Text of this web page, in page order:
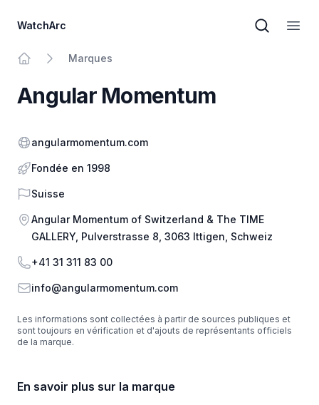
WatchArc
Marques
Angular Momentum
Site officiel
angularmomentum.com
Fondée en 1998
PaysSuisse
Adresse
Angular Momentum of Switzerland & The TIME
GALLERY, Pulverstrasse 8, 3063 Ittigen, Schweiz
Téléphone
+41 31 311 83 00
E-mail
info@angularmomentum.com
Les informations sont collectées à partir de sources publiques et
sont toujours en vérification et d'ajouts de représentants officiels
de la marque.
En savoir plus sur la marque